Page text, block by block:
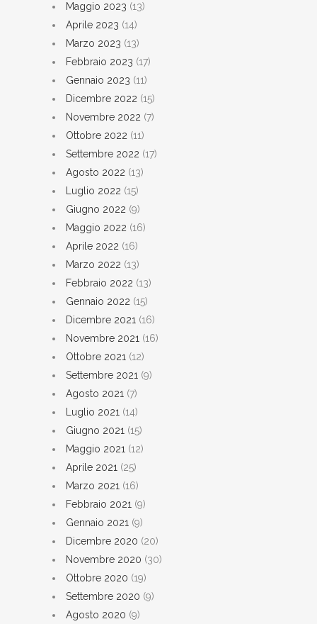
Maggio 2023 (13)
Aprile 2023 (14)
Marzo 2023 (13)
Febbraio 2023 (17)
Gennaio 2023 (11)
Dicembre 2022 (15)
Novembre 2022 (7)
Ottobre 2022 (11)
Settembre 2022 (17)
Agosto 2022 (13)
Luglio 2022 (15)
Giugno 2022 (9)
Maggio 2022 (16)
Aprile 2022 (16)
Marzo 2022 (13)
Febbraio 2022 (13)
Gennaio 2022 (15)
Dicembre 2021 (16)
Novembre 2021 (16)
Ottobre 2021 (12)
Settembre 2021 (9)
Agosto 2021 (7)
Luglio 2021 (14)
Giugno 2021 (15)
Maggio 2021 (12)
Aprile 2021 (25)
Marzo 2021 (16)
Febbraio 2021 (9)
Gennaio 2021 (9)
Dicembre 2020 (20)
Novembre 2020 (30)
Ottobre 2020 (19)
Settembre 2020 (9)
Agosto 2020 (9)